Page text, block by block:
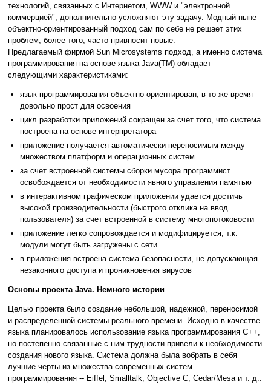
технологий, связанных с Интернетом, WWW и "электронной
коммерцией", дополнительно усложняют эту задачу. Модный ныне
объектно-ориентированный подход сам по себе не решает этих
проблем, более того, часто привносит новые.
Предлагаемый фирмой Sun Microsystems подход, а именно система
программирования на основе языка Java(TM) обладает
следующими характеристиками:
язык программирования объектно-ориентирован, в то же время
довольно прост для освоения
цикл разработки приложений сокращен за счет того, что система
построена на основе интерпретатора
приложение получается автоматически переносимым между
множеством платформ и операционных систем
за счет встроенной системы сборки мусора программист
освобождается от необходимости явного управления памятью
в интерактивном графическом приложении удается достичь
высокой производительности (быстрого отклика на ввод
пользователя) за счет встроенной в систему многопотоковости
приложение легко сопровождается и модифицируется, т.к.
модули могут быть загружены с сети
в приложения встроена система безопасности, не допускающая
незаконного доступа и проникновения вирусов
Основы проекта Java. Немного истории
Целью проекта было создание небольшой, надежной, переносимой
и распределенной системы реального времени. Исходно в качестве
языка планировалось использование языка программирования С++,
но постепенно связанные с ним трудности привели к необходимости
создания нового языка. Система должна была вобрать в себя
лучшие черты из множества современных систем
программирования -- Eiffel, Smalltalk, Objective C, Cedar/Mesa и т. д..